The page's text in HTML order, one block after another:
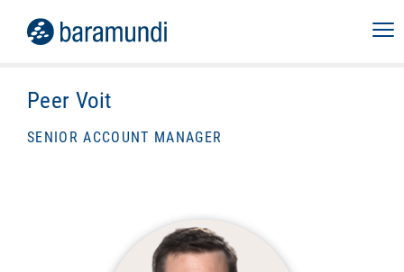
Peer Voit
SENIOR ACCOUNT MANAGER